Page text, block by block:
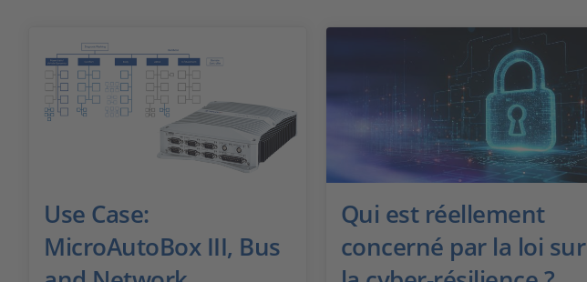
Use Case:
MicroAutoBox III, Bus
Qui est réellement
concerné par la loi sur